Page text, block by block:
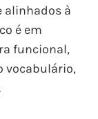
alinhados à
é em
funcional,
vocabulário,